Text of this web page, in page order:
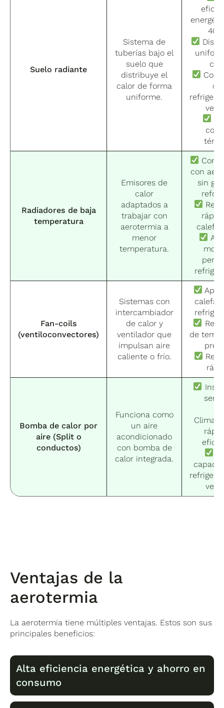
Suelo radiante
Sistema de
tuberías bajo el
suelo que
distribuye el
calor de forma
uniforme.
Radiadores de baja
temperatura
Emisores de
calor
adaptados a
trabajar con
aerotermia a
menor
temperatura.
con
sin
Fan-coils
(ventiloconvectores)
Sistemas con
intercambiador
de calor y
ventilador que
impulsan aire
caliente o frío.
de
Bomba de calor por
aire (Split o
conductos)
Funciona como
un aire
acondicionado
con bomba de
calor integrada.
Ventajas de la
aerotermia
La aerotermia tiene múltiples ventajas. Estos son sus
principales beneficios:
Alta eficiencia energética y ahorro en
consumo